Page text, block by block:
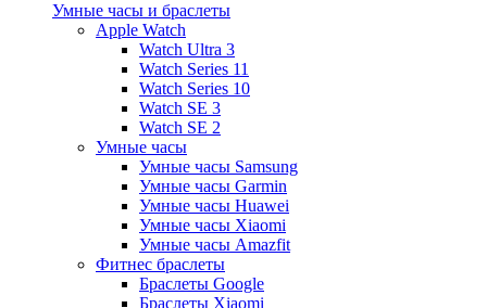
Умные часы и браслеты
Apple Watch
Watch Ultra 3
Watch Series 11
Watch Series 10
Watch SE 3
Watch SE 2
Умные часы
Умные часы Samsung
Умные часы Garmin
Умные часы Huawei
Умные часы Xiaomi
Умные часы Amazfit
Фитнес браслеты
Браслеты Google
Браслеты Xiaomi